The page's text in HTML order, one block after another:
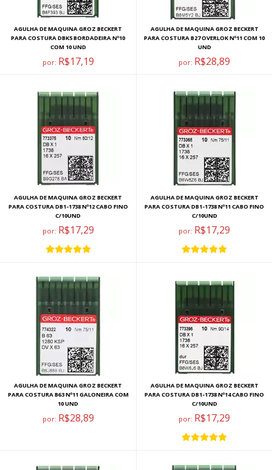
AGULHA DE MAQUINA GROZ BECKERT
PARA COSTURA DBK5 BORDADEIRA Nº10
COM 10 UND
por: R$17,19
AGULHA DE MAQUINA GROZ BECKERT
PARA COSTURA B27 OVERLOK Nº11 COM 10
UND
por: R$28,89
AGULHA DE MAQUINA GROZ BECKERT
PARA COSTURA DB1-1738 Nº12 CABO FINO
C/10UND
por: R$17,29
AGULHA DE MAQUINA GROZ BECKERT
PARA COSTURA DB1-1738 Nº11 CABO FINO
C/10UND
por: R$17,29
AGULHA DE MAQUINA GROZ BECKERT
PARA COSTURA B63 Nº11 GALONEIRA COM
10 UND
por: R$28,89
AGULHA DE MAQUINA GROZ BECKERT
PARA COSTURA DB1-1738 Nº14 CABO FINO
C/10UND
por: R$17,29